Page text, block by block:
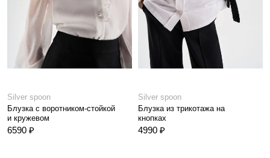
Silver spoon
Блузка с воротником-стойкой
и кружевом
6590 ₽
Silver spoon
Блузка из трикотажа на
кнопках
4990 ₽